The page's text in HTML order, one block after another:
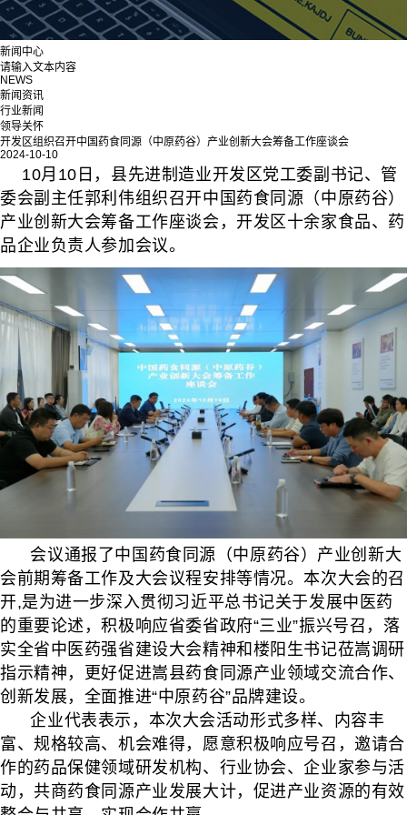
新闻中心
请输入文本内容
NEWS
新闻资讯
行业新闻
领导关怀
开发区组织召开中国药食同源（中原药谷）产业创新大会筹备工作座谈会
2024-10-10
10月10日，县先进制造业开发区党工委副书记、管
委会副主任郭利伟组织召开中国药食同源（中原药谷）
产业创新大会筹备工作座谈会，开发区十余家食品、药
品企业负责人参加会议。
会议通报了中国药食同源（中原药谷）产业创新大
会前期筹备工作及大会议程安排等情况。本次大会的召
开,是为进一步深入贯彻习近平总书记关于发展中医药
的重要论述，积极响应省委省政府“三业”振兴号召，落
实全省中医药强省建设大会精神和楼阳生书记莅嵩调研
指示精神，更好促进嵩县药食同源产业领域交流合作、
创新发展，全面推进“中原药谷”品牌建设。
企业代表表示，本次大会活动形式多样、内容丰
富、规格较高、机会难得，愿意积极响应号召，邀请合
作的药品保健领域研发机构、行业协会、企业家参与活
动，共商药食同源产业发展大计，促进产业资源的有效